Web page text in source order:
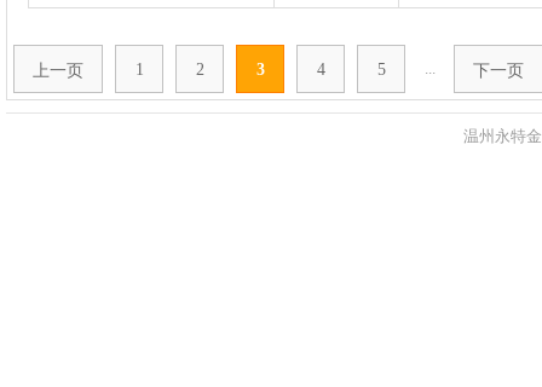
上一页 1 2 3 4 5 ... 下一页
温州永特